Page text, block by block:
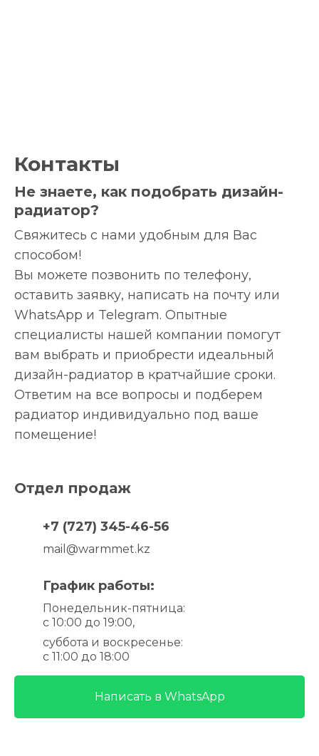
Контакты
Не знаете, как подобрать дизайн-
радиатор?
Свяжитесь с нами удобным для Вас
способом!
Вы можете позвонить по телефону,
оставить заявку, написать на почту или
WhatsApp и Telegram. Опытные
специалисты нашей компании помогут
вам выбрать и приобрести идеальный
дизайн-радиатор в кратчайшие сроки.
Ответим на все вопросы и подберем
радиатор индивидуально под ваше
помещение!
Отдел продаж
+7 (727) 345-46-56
mail@warmmet.kz
График работы:
Понедельник-пятница:
с 10:00 до 19:00,
суббота и воскресенье:
с 11:00 до 18:00
Написать в WhatsApp